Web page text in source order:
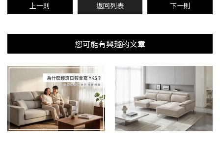
上一則 返回列表 下一則
您可能有興趣的文章